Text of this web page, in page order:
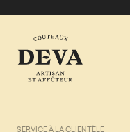
SERVICE À LA CLIENTÈLE